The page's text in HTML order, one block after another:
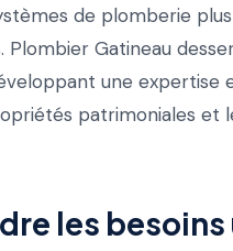
de plomberie
Plombier Gatineau
une
patrimoniales et
les